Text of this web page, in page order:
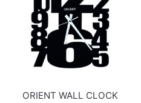
ORIENT WALL CLOCK